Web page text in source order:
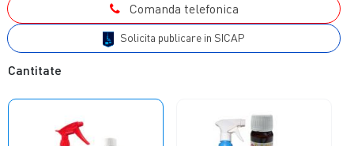
Comanda telefonica
Solicita publicare in SICAP
Cantitate